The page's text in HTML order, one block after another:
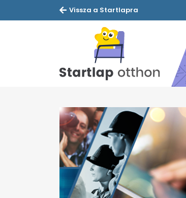
Vissza a Startlapra